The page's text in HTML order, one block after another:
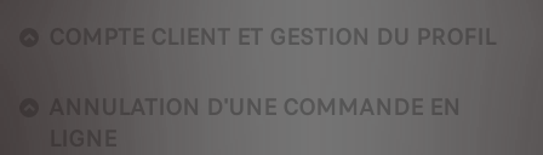
COMPTE CLIENT ET GESTION DU PROFIL
ANNULATION D'UNE COMMANDE EN